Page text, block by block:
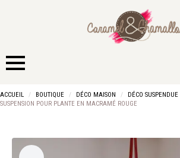
ACCUEIL BOUTIQUE DÉCO MAISON
DÉCO SUSPENDUE
SUSPENSION POUR PLANTE EN MACRAMÉ ROUGE